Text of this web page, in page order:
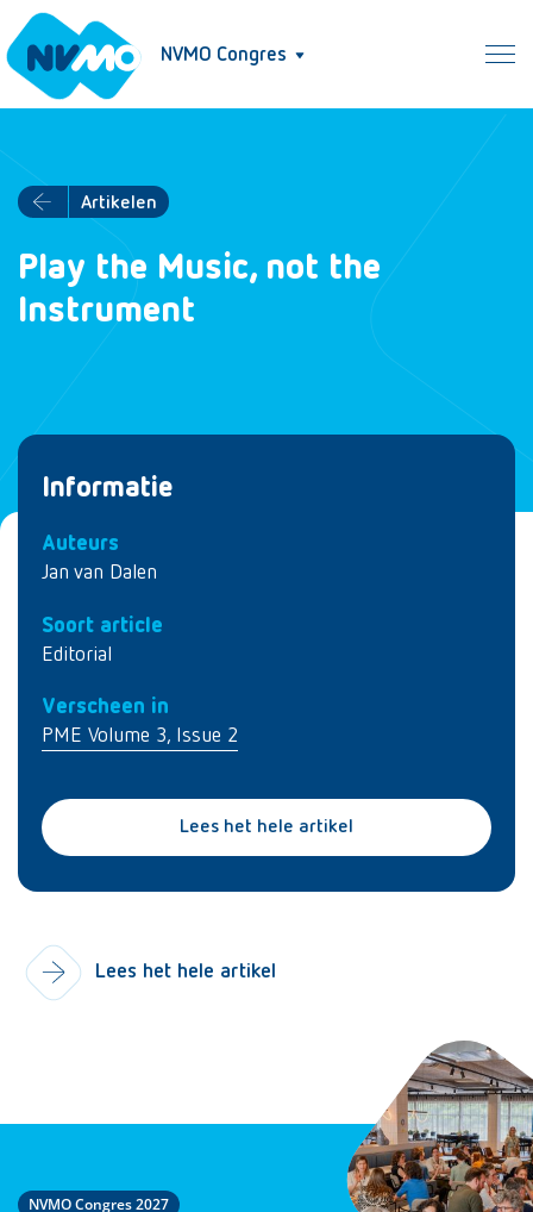
NVMO Congres
Artikelen
Play the Music, not the
Instrument
Informatie
Auteurs
Jan van Dalen
Soort article
Editorial
Verscheen in
PME Volume 3, Issue 2
Lees het hele artikel
Lees het hele artikel
NVMO Congres 2027